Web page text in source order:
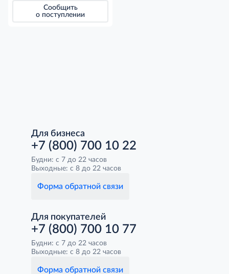
Сообщить
о поступлении
Для бизнеса
+7 (800) 700 10 22
Будни: с 7 до 22 часов
Выходные: с 8 до 22 часов
Форма обратной связи
Для покупателей
+7 (800) 700 10 77
Будни: с 7 до 22 часов
Выходные: с 8 до 22 часов
Форма обратной связи